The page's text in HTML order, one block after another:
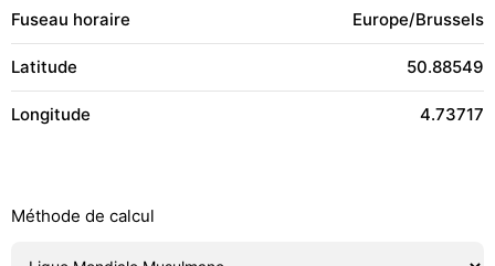
Fuseau horaire Europe/Brussels
Latitude 50.88549
Longitude 4.73717
Méthode de calcul